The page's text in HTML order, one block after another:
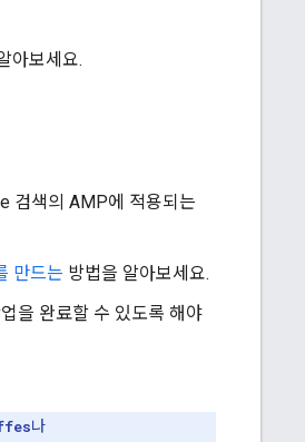
아보세요.
검색의 AMP에 적용되는
만드는 방법을 알아보세요.
을 완료할 수 있도록 해야
나